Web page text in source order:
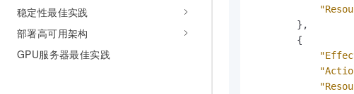
稳定性最佳实践
部署高可用架构
GPU服务器最佳实践
} ,
{